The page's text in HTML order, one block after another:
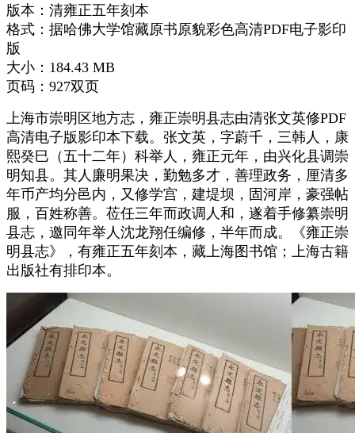
版本：清雍正五年刻本
格式：据哈佛大学馆藏原书原貌彩色高清PDF电子影印
版
大小：184.43 MB
页码：927双页
上海市崇明区地方志，雍正崇明县志由清张文英修PDF
高清电子版影印本下载。张文英，字蔚千，三韩人，康
熙癸巳（五十二年）科举人，雍正元年，由兴化县调崇
明知县。其人廉明果决，勤勉多才，善理政务，厘清多
年币产均分邑内，又修学宫，建堤坝，固河岸，豪强帖
服，百姓称善。莅任三年而政调人和，遂着手修纂崇明
县志，邀同年举人沈龙翔任编修，半年而成。《雍正崇
明县志》，有雍正五年刻本，藏上海图书馆；上海古籍
出版社有排印本。